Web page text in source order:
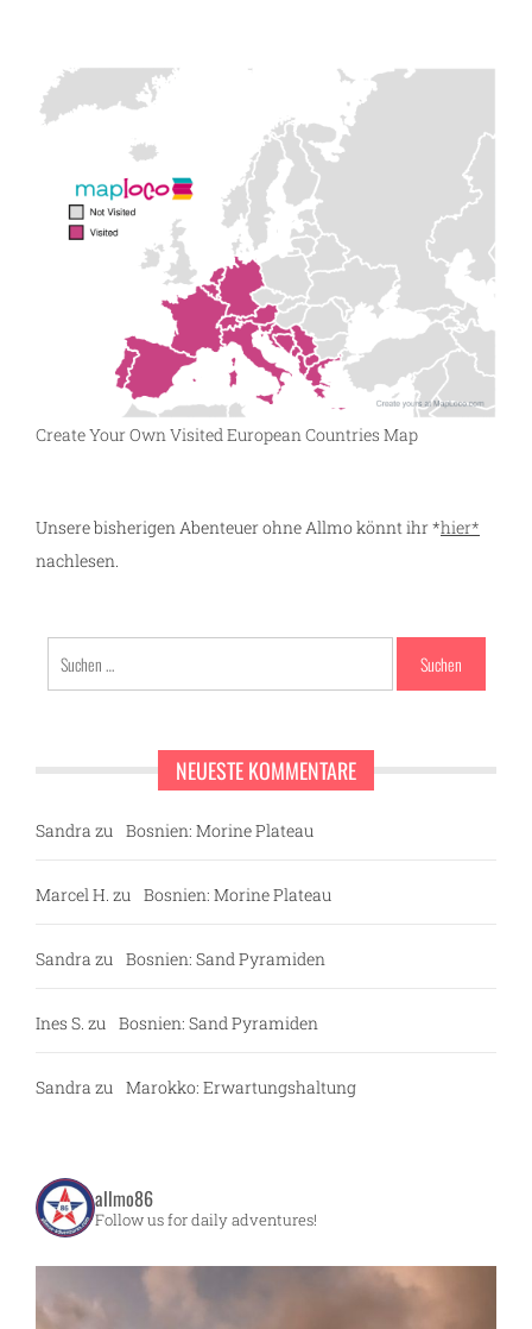
Create Your Own Visited European Countries Map
Unsere bisherigen Abenteuer ohne Allmo könnt ihr *hier*
nachlesen.
Suchen
nach:
NEUESTE KOMMENTARE
Sandra zu Bosnien: Morine Plateau
Marcel H. zu Bosnien: Morine Plateau
Sandra zu Bosnien: Sand Pyramiden
Ines S. zu Bosnien: Sand Pyramiden
Sandra zu Marokko: Erwartungshaltung
allmo86
Follow us for daily adventures!